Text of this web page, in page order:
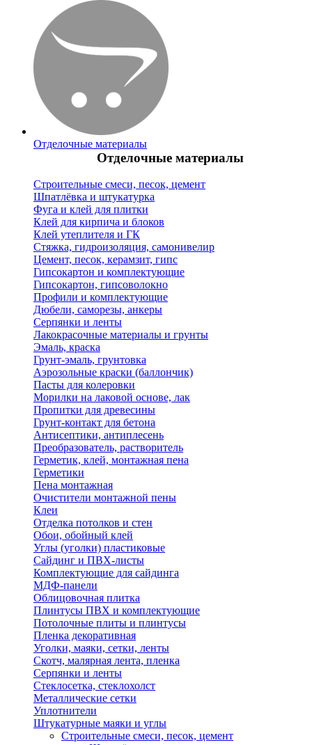
Отделочные материалы
Отделочные материалы
Строительные смеси, песок, цемент
Шпатлёвка и штукатурка
Фуга и клей для плитки
Клей для кирпича и блоков
Клей утеплителя и ГК
Стяжка, гидроизоляция, самонивелир
Цемент, песок, керамзит, гипс
Гипсокартон и комплектующие
Гипсокартон, гипсоволокно
Профили и комплектующие
Дюбели, саморезы, анкеры
Серпянки и ленты
Лакокрасочные материалы и грунты
Эмаль, краска
Грунт-эмаль, грунтовка
Аэрозольные краски (баллончик)
Пасты для колеровки
Морилки на лаковой основе, лак
Пропитки для древесины
Грунт-контакт для бетона
Антисептики, антиплесень
Преобразователь, растворитель
Герметик, клей, монтажная пена
Герметики
Пена монтажная
Очистители монтажной пены
Клеи
Отделка потолков и стен
Обои, обойный клей
Углы (уголки) пластиковые
Сайдинг и ПВХ-листы
Комплектующие для сайдинга
МДФ-панели
Облицовочная плитка
Плинтусы ПВХ и комплектующие
Потолочные плиты и плинтусы
Пленка декоративная
Уголки, маяки, сетки, ленты
Скотч, малярная лента, пленка
Серпянки и ленты
Стеклосетка, стеклохолст
Металлические сетки
Уплотнители
Штукатурные маяки и углы
Строительные смеси, песок, цемент